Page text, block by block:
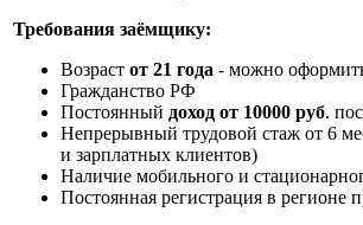
Требования заёмщику:
Возраст от 21 года - можно
Гражданство РФ
Постоянный доход от 10000 руб.
Непрерывный трудовой стаж от 6
и зарплатных клиентов)
Наличие мобильного и
Постоянная регистрация в регионе